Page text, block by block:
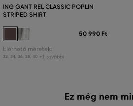
ING GANT REL CLASSIC POPLIN
STRIPED SHIRT
50 990 Ft
Elérhető méretek:
32 34 36 38 40 +1 további
Ez még nem